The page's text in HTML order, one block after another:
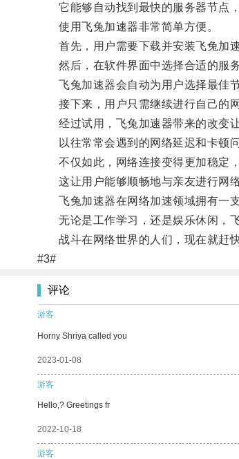
它能够自动找到最快的服务器节点，
使用飞兔加速器非常简单方便。
首先，用户需要下载并安装飞兔加速
然后，在软件界面中选择合适的服务
飞兔加速器会自动为用户选择最佳节
接下来，用户只需继续进行自己的网
经过试用，飞兔加速器带来的改变让
以往常常会遇到的网络延迟和卡顿问
不仅如此，网络连接变得更加稳定，
这让用户能够顺畅地与亲友进行网络
飞兔加速器在网络加速领域拥有一支
无论是工作学习，还是娱乐休闲，飞
战斗在网络世界的人们，现在就赶快
#3#
评论
游客
Horny Shriya called you
2023-01-08
游客
Hello,? Greetings fr
2022-10-18
游客